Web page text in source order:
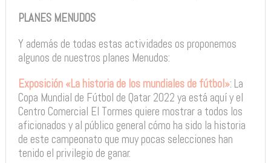
PLANES MENUDOS
Y además de todas estas actividades os proponemos
algunos de nuestros planes Menudos:
Exposición «La historia de los mundiales de fútbol»: La
Copa Mundial de Fútbol de Qatar 2022 ya está aquí y el
Centro Comercial El Tormes quiere mostrar a todos los
aficionados y al público general cómo ha sido la historia
de este campeonato que muy pocas selecciones han
tenido el privilegio de ganar.